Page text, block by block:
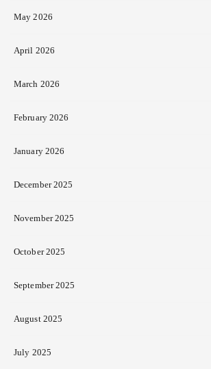
May 2026
April 2026
March 2026
February 2026
January 2026
December 2025
November 2025
October 2025
September 2025
August 2025
July 2025